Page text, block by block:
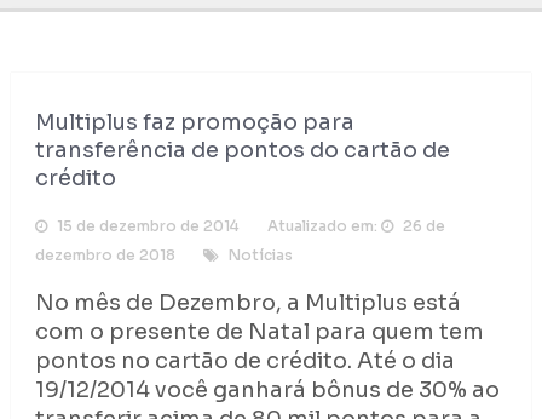
Multiplus faz promoção para
transferência de pontos do cartão de
crédito
15 de dezembro de 2014 Atualizado em:
26 de
dezembro de 2018
Notícias
No mês de Dezembro, a Multiplus está
com o presente de Natal para quem tem
pontos no cartão de crédito. Até o dia
19/12/2014 você ganhará bônus de 30% ao